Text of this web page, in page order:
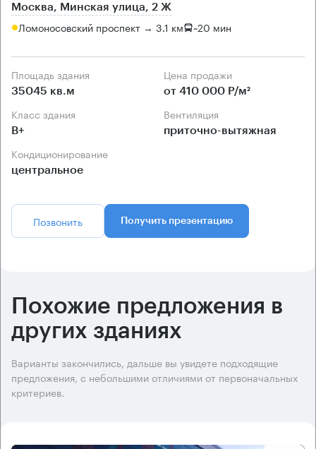
Москва, Минская улица, 2 Ж
Ломоносовский проспект → 3.1 км ~20 мин
Площадь здания
35045 кв.м
Цена продажи
от 410 000 Р/м²
Класс здания
B+
Вентиляция
приточно-вытяжная
Кондиционирование
центральное
Позвонить Получить презентацию
Похожие предложения в
других зданиях
Варианты закончились, дальше вы увидете подходящие
предложения, с небольшими отличиями от первоначальных
критериев.